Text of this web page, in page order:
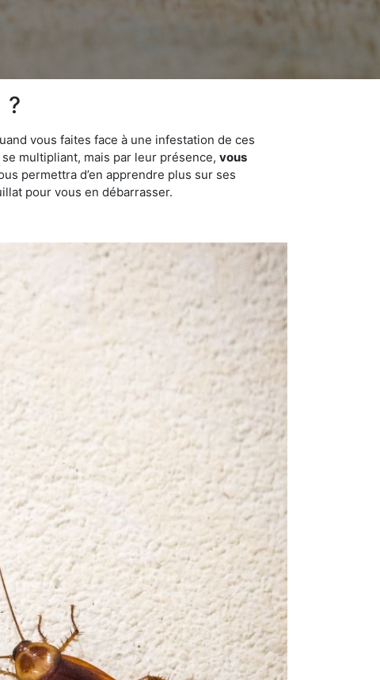
?
vous faites face à une infestation de ces
multipliant, mais par leur présence, vous
permettra d’en apprendre plus sur ses
pour vous en débarrasser.